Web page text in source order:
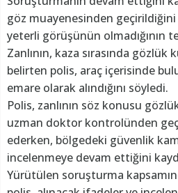
göz muayenesinden
yeterli görüşünün olmadığının
Zanlının, kaza sırasında gözlük
belirten polis, araç içerisinde
emare olarak alındığını söyledi.
Polis, zanlının söz konusu
uzman doktor kontrolünden
ederken, bölgedeki güvenlik
incelenmeye devam ettiğini
Yürütülen soruşturma